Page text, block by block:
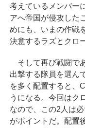
考えているメンバー
アへ帝国が侵攻した
めにも、いまの作戦
決意するラズとクロ
そして再び戦闘で
出撃する隊員を選ん
を多く配置すると、
うになる。今回はク
なので、この2人は
がポイントだ。配置